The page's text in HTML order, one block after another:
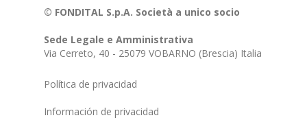
© FONDITAL S.p.A. Società a unico socio
Sede Legale e Amministrativa
Via Cerreto, 40 - 25079 VOBARNO (Brescia) Italia
Política de privacidad
Información de privacidad